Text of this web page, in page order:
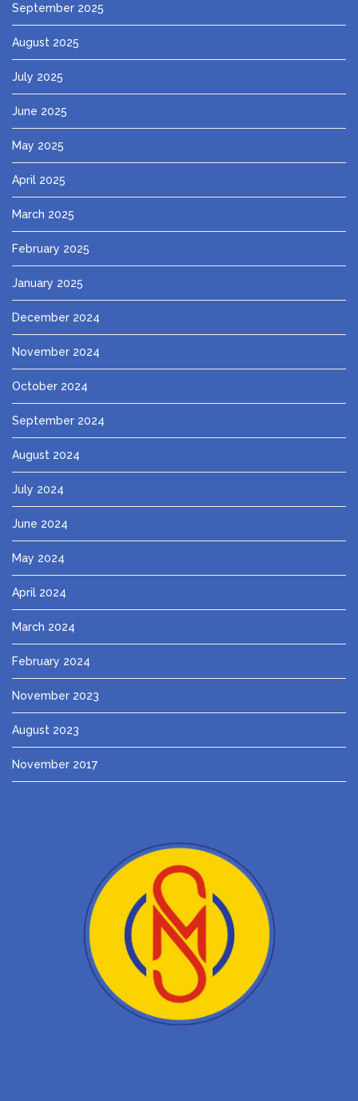
September 2025
August 2025
July 2025
June 2025
May 2025
April 2025
March 2025
February 2025
January 2025
December 2024
November 2024
October 2024
September 2024
August 2024
July 2024
June 2024
May 2024
April 2024
March 2024
February 2024
November 2023
August 2023
November 2017